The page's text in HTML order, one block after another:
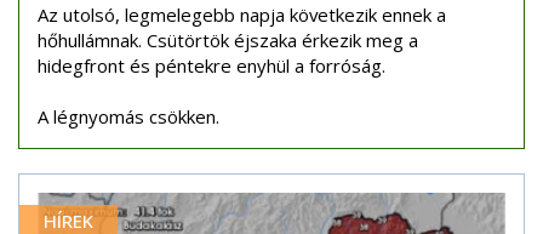
Az utolsó, legmelegebb napja következik ennek a
hőhullámnak. Csütörtök éjszaka érkezik meg a
hidegfront és péntekre enyhül a forróság.
A légnyomás csökken.
HÍREK